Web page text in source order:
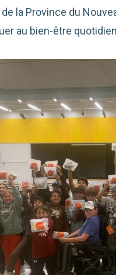
la Province du
au bien-être